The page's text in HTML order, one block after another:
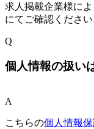
求人掲載企業様に
にてご確認ください
Q
個人情報の扱い
A
こちらの個人情報